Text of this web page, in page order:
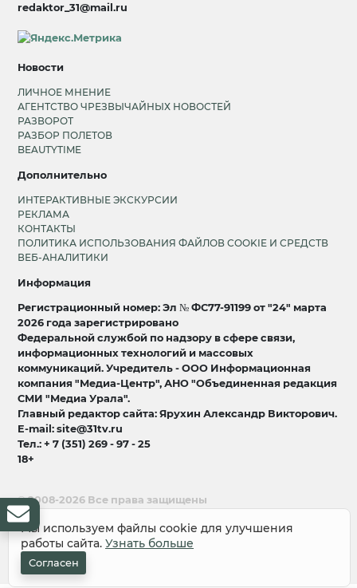
redaktor_31@mail.ru
Новости
ЛИЧНОЕ МНЕНИЕ
АГЕНТСТВО ЧРЕЗВЫЧАЙНЫХ НОВОСТЕЙ
РАЗВОРОТ
РАЗБОР ПОЛЕТОВ
BEAUTYTIME
Дополнительно
ИНТЕРАКТИВНЫЕ ЭКСКУРСИИ
РЕКЛАМА
КОНТАКТЫ
ПОЛИТИКА ИСПОЛЬЗОВАНИЯ ФАЙЛОВ COOKIE И СРЕДСТВ
ВЕБ-АНАЛИТИКИ
Информация
Регистрационный номер: Эл № ФС77-91199 от "24" марта
2026 года зарегистрировано
Федеральной службой по надзору в сфере связи,
информационных технологий и массовых
коммуникаций. Учредитель - ООО Информационная
компания "Медиа-Центр", АНО "Объединенная редакция
СМИ "Медиа Урала".
Главный редактор сайта: Ярухин Александр Викторович.
E-mail: site@31tv.ru
Тел.: + 7 (351) 269 - 97 - 25
18+
© 2008-2026 Все права защищены
разработка и продвижение:
Мы используем файлы cookie для улучшения
работы сайта. Узнать больше
Согласен